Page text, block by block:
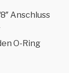
Anschluss
O-Ring